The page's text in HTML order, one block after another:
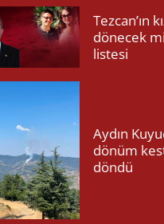
Tezcan’ın
dönecek
listesi
Aydın
dönüm
döndü